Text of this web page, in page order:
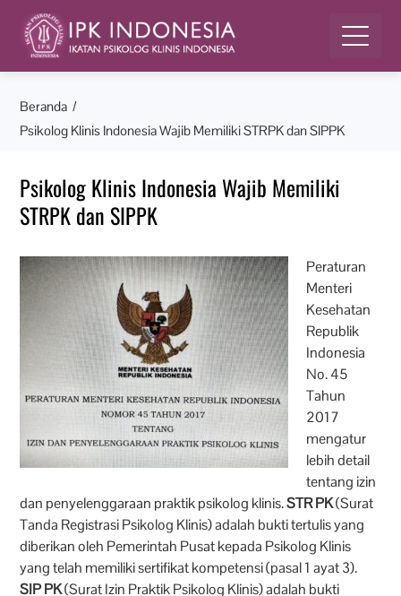
Beranda
Psikolog Klinis Indonesia Wajib Memiliki STRPK dan SIPPK
Psikolog Klinis Indonesia Wajib Memiliki
STRPK dan SIPPK
Peraturan
Menteri
Kesehatan
Republik
Indonesia
No. 45
Tahun
2017
mengatur
lebih detail
tentang izin
dan penyelenggaraan praktik psikolog klinis.STR PK(Surat
Tanda Registrasi Psikolog Klinis) adalah bukti tertulis yang
diberikan oleh Pemerintah Pusat kepada Psikolog Klinis
yang telah memiliki sertifikat kompetensi (pasal 1 ayat 3).
SIP PK(Surat Izin Praktik Psikolog Klinis) adalah bukti